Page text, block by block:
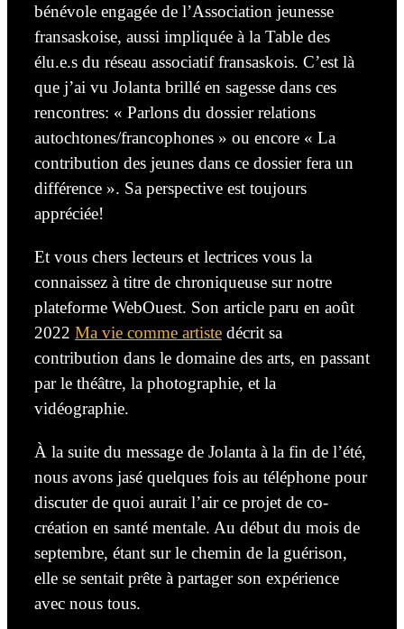
bénévole engagée de l’Association jeunesse
fransaskoise, aussi impliquée à la Table des
élu.e.s du réseau associatif fransaskois. C’est là
que j’ai vu Jolanta brillé en sagesse dans ces
rencontres: « Parlons du dossier relations
autochtones/francophones » ou encore « La
contribution des jeunes dans ce dossier fera un
différence ». Sa perspective est toujours
appréciée!
Et vous chers lecteurs et lectrices vous la
connaissez à titre de chroniqueuse sur notre
plateforme WebOuest. Son article paru en août
2022 Ma vie comme artiste décrit sa
contribution dans le domaine des arts, en passant
par le théâtre, la photographie, et la
vidéographie.
À la suite du message de Jolanta à la fin de l’été,
nous avons jasé quelques fois au téléphone pour
discuter de quoi aurait l’air ce projet de co-
création en santé mentale. Au début du mois de
septembre, étant sur le chemin de la guérison,
elle se sentait prête à partager son expérience
avec nous tous.